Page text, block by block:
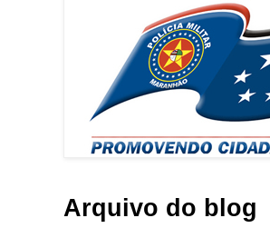
Arquivo do blog